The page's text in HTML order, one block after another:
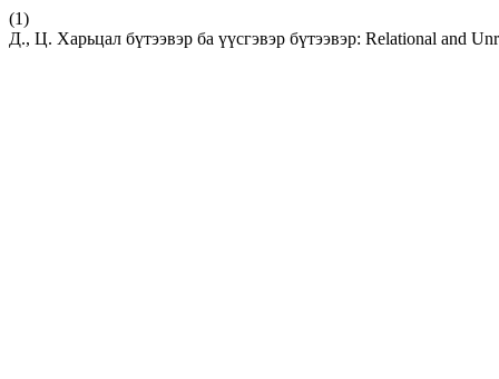
(1)
Д., Ц. Харьцал бүтээвэр ба үүсгэвэр бүтээвэр: Relational and